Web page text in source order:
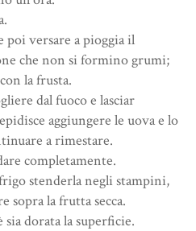
poi versare a pioggia il
che non si formino grumi;
la frusta.
dal fuoco e lasciar
aggiungere le uova e lo
a rimestare.
completamente.
stenderla negli stampini,
sopra la frutta secca.
dorata la superficie.